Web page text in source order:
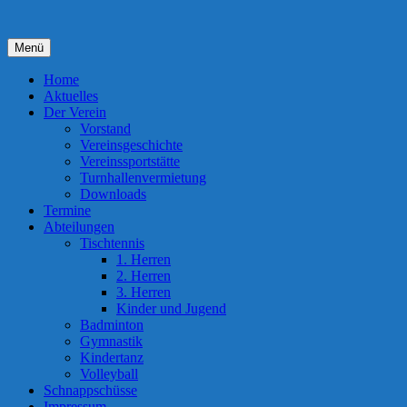
springen
Menü
Home
Aktuelles
Der Verein
Vorstand
Vereinsgeschichte
Vereinssportstätte
Turnhallenvermietung
Downloads
Termine
Abteilungen
Tischtennis
1. Herren
2. Herren
3. Herren
Kinder und Jugend
Badminton
Gymnastik
Kindertanz
Volleyball
Schnappschüsse